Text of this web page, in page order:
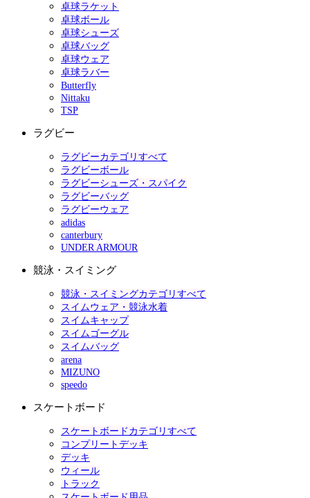
卓球ラケット
卓球ボール
卓球シューズ
卓球バッグ
卓球ウェア
卓球ラバー
Butterfly
Nittaku
TSP
ラグビー
ラグビーカテゴリすべて
ラグビーボール
ラグビーシューズ・スパイク
ラグビーバッグ
ラグビーウェア
adidas
canterbury
UNDER ARMOUR
競泳・スイミング
競泳・スイミングカテゴリすべて
スイムウェア・競泳水着
スイムキャップ
スイムゴーグル
スイムバッグ
arena
MIZUNO
speedo
スケートボード
スケートボードカテゴリすべて
コンプリートデッキ
デッキ
ウィール
トラック